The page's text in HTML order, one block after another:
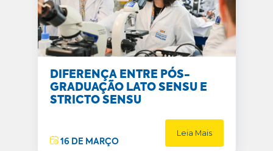
DIFERENÇA ENTRE PÓS-
GRADUAÇÃO LATO SENSU E
STRICTO SENSU
16 DE MARÇO
Leia Mais